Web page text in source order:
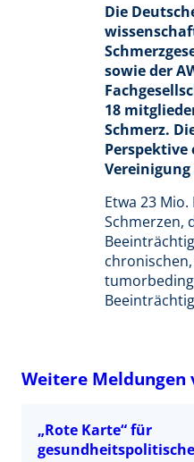
Die
sowie der
18
Schmerz.
Etwa 23
Schmerzen,
Weitere Meldungen
„Rote Karte“ für